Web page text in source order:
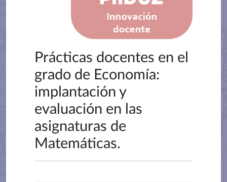
Prácticas docentes en el
grado de Economía:
implantación y
evaluación en las
asignaturas de
Matemáticas.